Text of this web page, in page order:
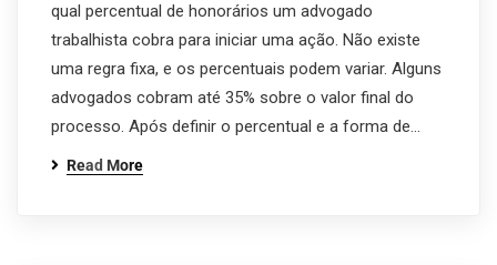
qual percentual de honorários um advogado
trabalhista cobra para iniciar uma ação. Não existe
uma regra fixa, e os percentuais podem variar. Alguns
advogados cobram até 35% sobre o valor final do
processo. Após definir o percentual e a forma de…
Read More